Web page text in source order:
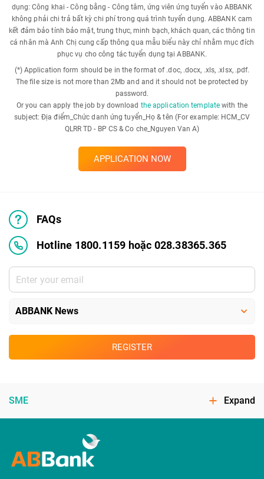
dụng: Công khai - Công bằng - Công tâm, ứng viên ứng tuyển vào ABBANK
không phải chi trả bất kỳ chi phí trong quá trình tuyển dụng. ABBANK cam
kết đảm bảo tính bảo mật, trung thực, minh bạch, khách quan, các thông tin
cá nhân mà Anh Chị cung cấp thông qua mẫu biểu này chỉ nhằm mục đích
phục vụ cho công tác tuyển dụng tại ABBANK.
(*) Application form should be in the format of .doc, .docx, .xls, .xlsx, .pdf.
The file size is not more than 2Mb and and it should not be protected by
password.
Or you can apply the job by download the application template with the
subject: Địa điểm_Chức danh ứng tuyển_Họ & tên (For example: HCM_CV
QLRR TD - BP CS & Co che_Nguyen Van A)
APPLICATION NOW
FAQs
Hotline 1800.1159 hoặc 028.38365.365
REGISTER
SME Expand